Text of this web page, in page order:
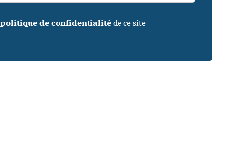
politique de confidentialité de ce site